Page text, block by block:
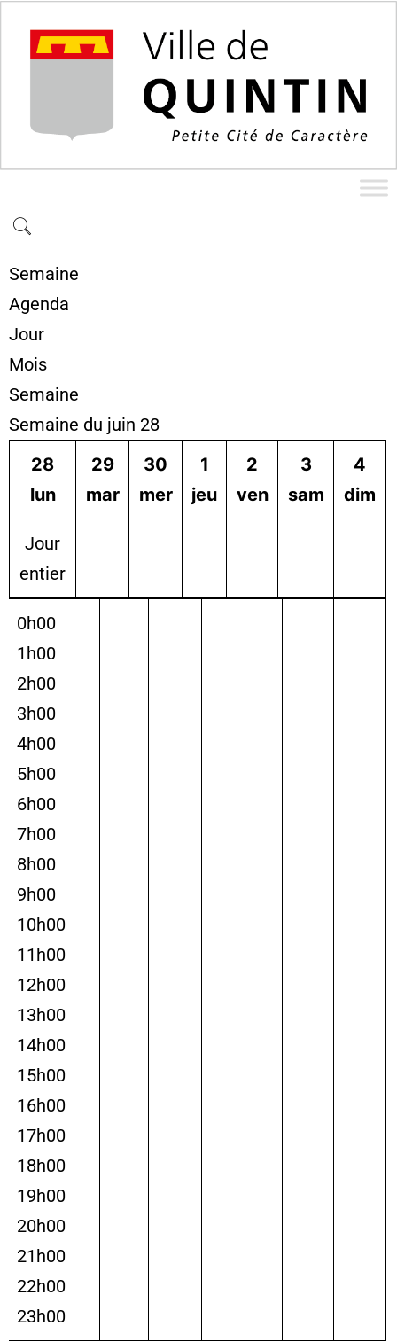
Semaine
Agenda
Jour
Mois
Semaine
Semaine du juin 28
28
lun
29
mar
30
mer
1
jeu
2
ven
3
sam
4
dim
Jour
entier
0h00
1h00
2h00
3h00
4h00
5h00
6h00
7h00
8h00
9h00
10h00
11h00
12h00
13h00
14h00
15h00
16h00
17h00
18h00
19h00
20h00
21h00
22h00
23h00